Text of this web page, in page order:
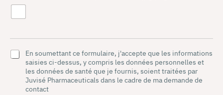
En soumettant ce formulaire, j'accepte que les informations
saisies ci-dessus, y compris les données personnelles et
les données de santé que je fournis, soient traitées par
Juvisé Pharmaceuticals dans le cadre de ma demande de
contact